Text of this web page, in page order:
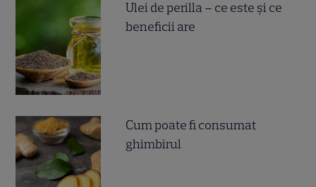
Ulei de perilla – ce este și ce
beneficii are
Cum poate fi consumat
ghimbirul